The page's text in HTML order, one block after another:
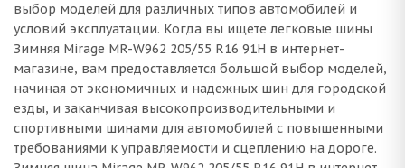
выбор моделей для различных типов автомобилей и
условий эксплуатации. Когда вы ищете легковые шины
Зимняя Mirage MR-W962 205/55 R16 91H в интернет-
магазине, вам предоставляется большой выбор моделей,
начиная от экономичных и надежных шин для городской
езды, и заканчивая высокопроизводительными и
спортивными шинами для автомобилей с повышенными
требованиями к управляемости и сцеплению на дороге.